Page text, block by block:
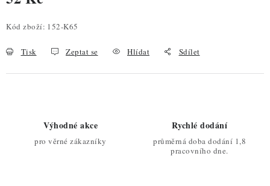
Kód zboží: 152-K65
Tisk Zeptat se Hlídat Sdílet
Výhodné akce
pro věrné zákazníky
Rychlé dodání
průměrná doba dodání 1,8
pracovního dne.